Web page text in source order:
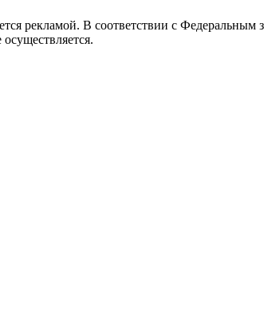
рекламой. В соответствии с